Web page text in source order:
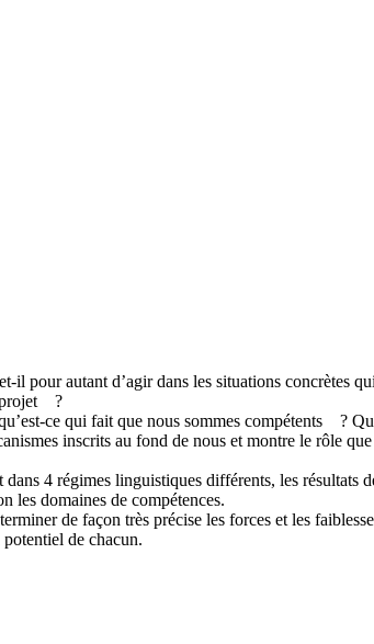
pour autant d’agir dans les situations concrètes
projet ?
ce qui fait que nous sommes compétents ?
inscrits au fond de nous et montre le rôle
4 régimes linguistiques différents, les résultats
les domaines de compétences.
de façon très précise les forces et les
de chacun.